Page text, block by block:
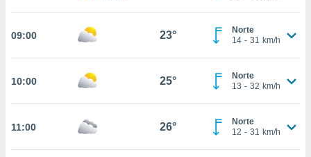
en
perfil
09:00 23°
Norte
14 - 31 km/h
10:00 25°
Norte
13 - 32 km/h
11:00 26°
Norte
12 - 31 km/h